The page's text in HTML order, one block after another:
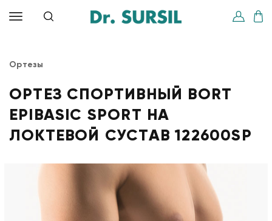
Ортезы
ОРТЕЗ СПОРТИВНЫЙ BORT
EPIBASIC SPORT НА
ЛОКТЕВОЙ СУСТАВ 122600SP